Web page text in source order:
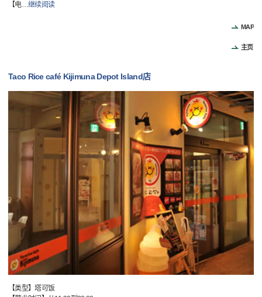
【电…继续阅读
MAP
主页
Taco Rice café Kijimuna Depot Island店
【类型】塔可饭